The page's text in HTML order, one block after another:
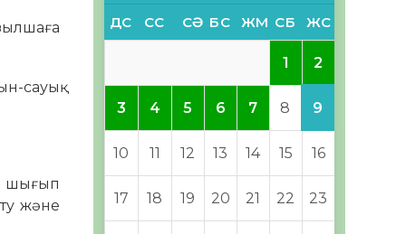
сауық
шығып
және
ДС СС СӘ БС ЖМ СБ ЖС
1 2
3 4 5 6 7 8 9
10 11 12 13 14 15 16
17 18 19 20 21 22 23